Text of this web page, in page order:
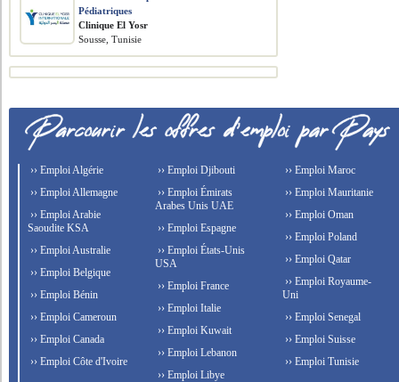
Pédiatriques
Clinique El Yosr
Sousse, Tunisie
›› Emploi Algérie
›› Emploi Allemagne
›› Emploi Arabie
Saoudite KSA
›› Emploi Australie
›› Emploi Belgique
›› Emploi Bénin
›› Emploi Cameroun
›› Emploi Canada
›› Emploi Côte d'Ivoire
›› Emploi Djibouti
›› Emploi Émirats
Arabes Unis UAE
›› Emploi Espagne
›› Emploi États-Unis
USA
›› Emploi France
›› Emploi Italie
›› Emploi Kuwait
›› Emploi Lebanon
›› Emploi Libye
›› Emploi Maroc
›› Emploi Mauritanie
›› Emploi Oman
›› Emploi Poland
›› Emploi Qatar
›› Emploi Royaume-
Uni
›› Emploi Senegal
›› Emploi Suisse
›› Emploi Tunisie